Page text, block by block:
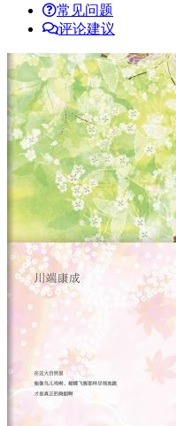
常见问题
评论建议